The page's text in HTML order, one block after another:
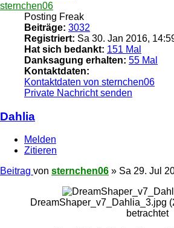
sternchen06
Posting Freak
Beiträge: 3032
Registriert: Sa 30. Jan 2016,
Hat sich bedankt: 151 Mal
Danksagung erhalten: 55 Mal
Kontaktdaten:
Kontaktdaten von sternchen06
Private Nachricht senden
Dahlia
Melden
Zitieren
Beitrag von sternchen06 » Sa 29. Jul
DreamShaper_v7_Dahlia_3.jpg
betrachtet